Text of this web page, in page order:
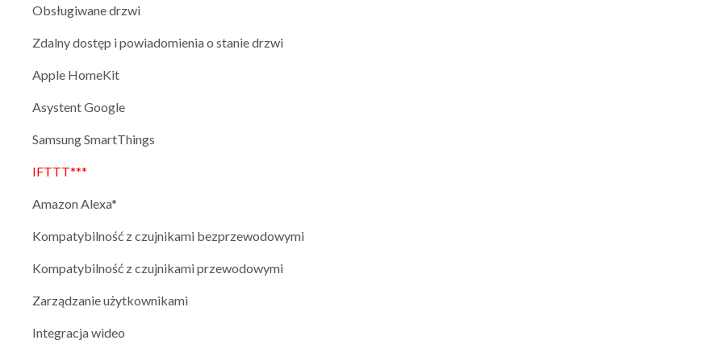
Obsługiwane drzwi
Zdalny dostęp i powiadomienia o stanie drzwi
Apple HomeKit
Asystent Google
Samsung SmartThings
IFTTT***
Amazon Alexa*
Kompatybilność z czujnikami bezprzewodowymi
Kompatybilność z czujnikami przewodowymi
Zarządzanie użytkownikami
Integracja wideo